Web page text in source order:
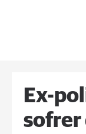
Ex-
sofrer